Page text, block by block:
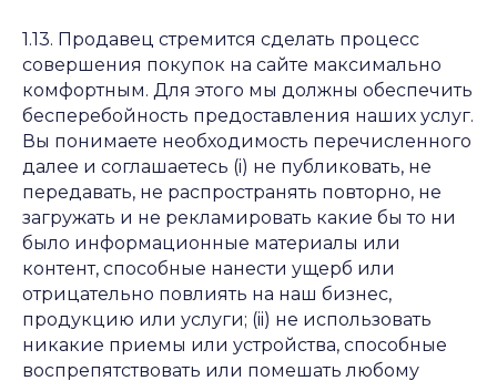
1.13. Продавец стремится сделать процесс
совершения покупок на сайте максимально
комфортным. Для этого мы должны обеспечить
бесперебойность предоставления наших услуг.
Вы понимаете необходимость перечисленного
далее и соглашаетесь (i) не публиковать, не
передавать, не распространять повторно, не
загружать и не рекламировать какие бы то ни
было информационные материалы или
контент, способные нанести ущерб или
отрицательно повлиять на наш бизнес,
продукцию или услуги; (ii) не использовать
никакие приемы или устройства, способные
воспрепятствовать или помешать любому